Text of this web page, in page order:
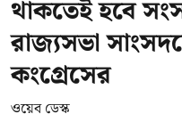
থাকতেই হবে
রাজ্যসভা
কংগ্রেসের
ওয়েব ডেস্ক